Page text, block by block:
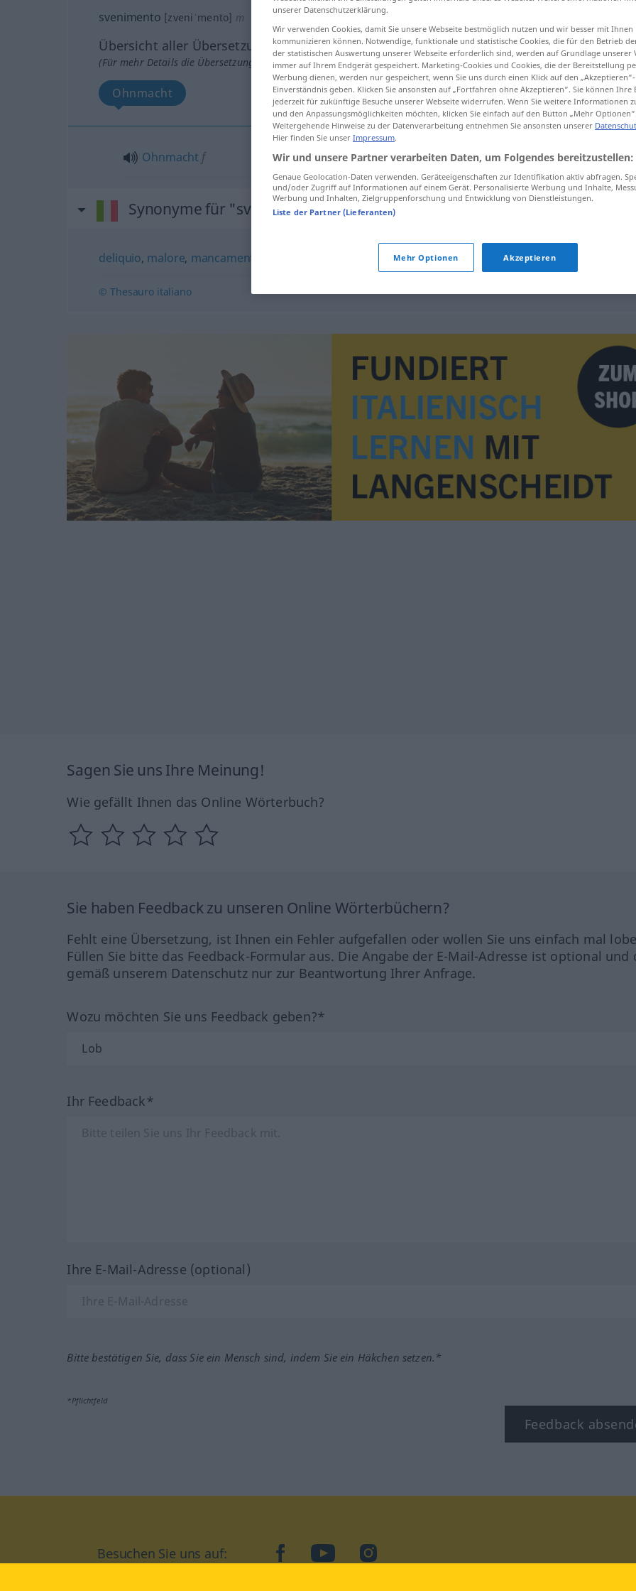
svenimento [zveniˈmento] m
Übersicht aller Übersetzungen
(Für mehr Details die Übersetzung anklicken/antippen)
Ohnmacht
Ohnmacht f svenimento
Synonyme für "svenimento"
deliquio, malore, mancamento
© Thesauro italiano
Sagen Sie uns Ihre Meinung!
Wie gefällt Ihnen das Online Wörterbuch?
Sie haben Feedback zu unseren Online Wörterbüchern?
Fehlt eine Übersetzung, ist Ihnen ein Fehler aufgefallen oder wollen Sie uns einfach mal
Füllen Sie bitte das Feedback-Formular aus. Die Angabe der E-Mail-Adresse ist optional und
gemäß unserem Datenschutz nur zur Beantwortung Ihrer Anfrage.
Wozu möchten Sie uns Feedback geben?*
Ihr Feedback*
Ihre E-Mail-Adresse (optional)
Bitte bestätigen Sie, dass Sie ein Mensch sind, indem Sie ein Häkchen setzen.*
*Pflichtfeld
Feedback
Besuchen Sie uns auf: facebookYouTubeInstagram
unserer Datenschutzerklärung.
Wir verwenden Cookies, damit Sie unsere Webseite bestmöglich nutzen und wir besser mit Ihnen
kommunizieren können. Notwendige, funktionale und statistische Cookies, die für den Betrieb
der statistischen Auswertung unserer Webseite erforderlich sind, werden auf Grundlage unserer
immer auf Ihrem Endgerät gespeichert. Marketing-Cookies und Cookies, die der Bereitstellung
Werbung dienen, werden nur gespeichert, wenn Sie uns durch einen Klick auf den
Einverständnis geben. Klicken Sie ansonsten auf „Fortfahren ohne Akzeptieren“. Sie können
jederzeit für zukünftige Besuche unserer Webseite widerrufen. Wenn Sie weitere Informationen
und den Anpassungsmöglichkeiten möchten, klicken Sie einfach auf den Button „Mehr
Weitergehende Hinweise zu der Datenverarbeitung entnehmen Sie ansonsten unserer
Hier finden Sie unser Impressum.
Wir und unsere Partner verarbeiten Daten, um Folgendes bereitzustellen:
Genaue Geolocation-Daten verwenden. Geräteeigenschaften zur Identifikation aktiv abfragen.
und/oder Zugriff auf Informationen auf einem Gerät. Personalisierte Werbung und Inhalte,
Werbung und Inhalten, Zielgruppenforschung und Entwicklung von Dienstleistungen.
Liste der Partner (Lieferanten)
Mehr Optionen Akzeptieren